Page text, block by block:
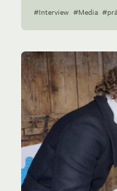
#Interview #Media